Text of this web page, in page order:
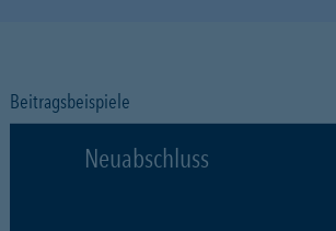
Beitragsbeispiele
Neuabschluss